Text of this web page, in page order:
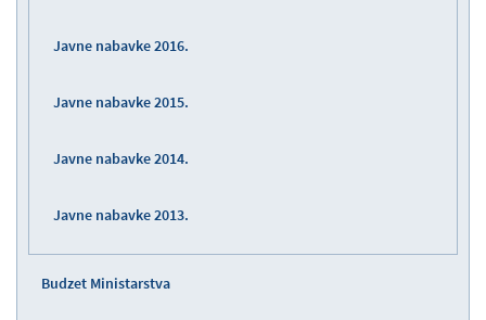
Javne nabavke 2016.
Javne nabavke 2015.
Javne nabavke 2014.
Javne nabavke 2013.
Budzet Ministarstva